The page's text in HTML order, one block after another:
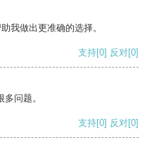
我做出更准确的选择。
支持[0] 反对[0]
问题。
支持[0] 反对[0]